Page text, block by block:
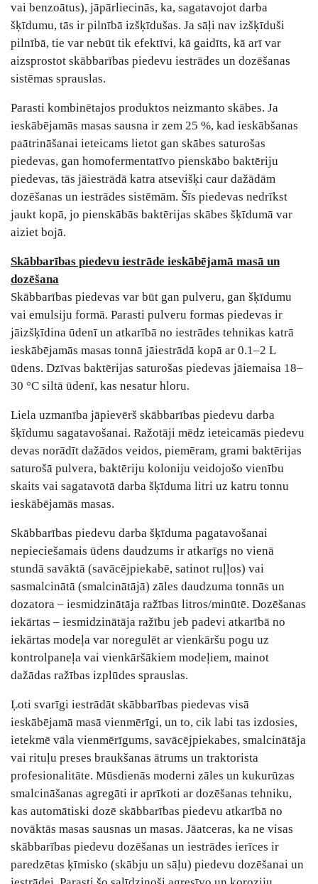
vai benzoātus), jāpārliecinās, ka, sagatavojot darba
šķīdumu, tās ir pilnībā izšķīdušas. Ja sāļi nav izšķīduši
pilnībā, tie var nebūt tik efektīvi, kā gaidīts, kā arī var
aizsprostot skābbarības piedevu iestrādes un dozēšanas
sistēmas sprauslas.
Parasti kombinētajos produktos neizmanto skābes. Ja
ieskābējamās masas sausna ir zem 25 %, kad ieskābšanas
paātrināšanai ieteicams lietot gan skābes saturošas
piedevas, gan homofermentatīvo pienskābo baktēriju
piedevas, tās jāiestrādā katra atsevišķi caur dažādām
dozēšanas un iestrādes sistēmām. Šīs piedevas nedrīkst
jaukt kopā, jo pienskābās baktērijas skābes šķīdumā var
aiziet bojā.
Skābbarības piedevu iestrāde ieskābējamā masā un
dozēšana
Skābbarības piedevas var būt gan pulveru, gan šķīdumu
vai emulsiju formā. Parasti pulveru formas piedevas ir
jāizšķīdina ūdenī un atkarībā no iestrādes tehnikas katrā
ieskābējamās masas tonnā jāiestrādā kopā ar 0.1–2 L
ūdens. Dzīvas baktērijas saturošas piedevas jāiemaisa 18–
30 °C siltā ūdenī, kas nesatur hloru.
Liela uzmanība jāpievērš skābbarības piedevu darba
šķīdumu sagatavošanai. Ražotāji mēdz ieteicamās piedevu
devas norādīt dažādos veidos, piemēram, grami baktērijas
saturošā pulvera, baktēriju koloniju veidojošo vienību
skaits vai sagatavotā darba šķīduma litri uz katru tonnu
ieskābējamās masas.
Skābbarības piedevu darba šķīduma pagatavošanai
nepieciešamais ūdens daudzums ir atkarīgs no vienā
stundā savāktā (savācējpiekabē, satinot ruļļos) vai
sasmalcinātā (smalcinātājā) zāles daudzuma tonnās un
dozatora – iesmidzinātāja ražības litros/minūtē. Dozēšanas
iekārtas – iesmidzinātāja ražību jeb padevi atkarībā no
iekārtas modeļa var noregulēt ar vienkāršu pogu uz
kontrolpaneļa vai vienkāršākiem modeļiem, mainot
dažādas ražības izplūdes sprauslas.
Ļoti svarīgi iestrādāt skābbarības piedevas visā
ieskābējamā masā vienmērīgi, un to, cik labi tas izdosies,
ietekmē vāla vienmērīgums, savācējpiekabes, smalcinātāja
vai rituļu preses braukšanas ātrums un traktorista
profesionalitāte. Mūsdienās moderni zāles un kukurūzas
smalcināšanas agregāti ir aprīkoti ar dozēšanas tehniku,
kas automātiski dozē skābbarības piedevu atkarībā no
novāktās masas sausnas un masas. Jāatceras, ka ne visas
skābbarības piedevu dozēšanas un iestrādes ierīces ir
paredzētas ķīmisko (skābju un sāļu) piedevu dozēšanai un